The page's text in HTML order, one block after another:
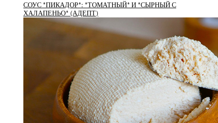
СОУС *ПИКАДОР*: *ТОМАТНЫЙ* И *СЫРНЫЙ С
ХАЛАПЕНЬО* (АДЕПТ)